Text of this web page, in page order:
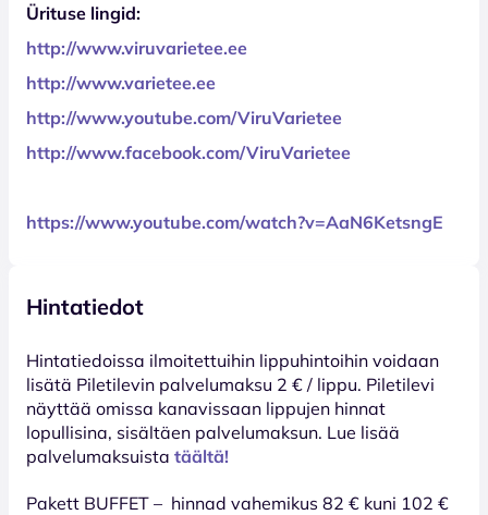
Ürituse lingid:
http://www.viruvarietee.ee
http://www.varietee.ee
http://www.youtube.com/ViruVarietee
http://www.facebook.com/ViruVarietee
https://www.youtube.com/watch?v=AaN6KetsngE
Hintatiedot
Hinta­tiedoissa ilmoitettuihin lippuhintoihin voidaan
lisätä Piletilevin palvelumaksu 2 € / lippu. Piletilevi
näyttää omissa kanavissaan lippujen hinnat
lopullisina, sisältäen palvelumaksun. Lue lisää
palvelumaksuista täältä!
Pakett BUFFET – hinnad vahemikus 82 € kuni 102 €